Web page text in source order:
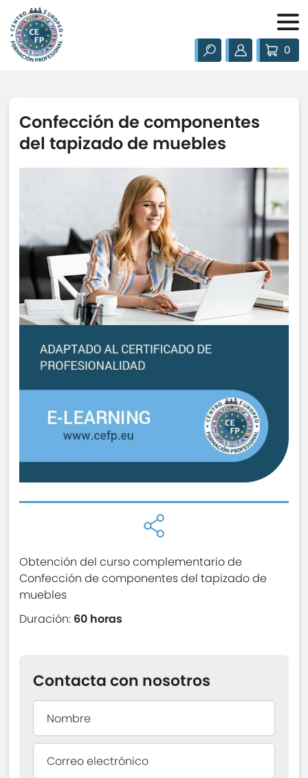
0
Confección de componentes
del tapizado de muebles
Obtención del curso complementario de
Confección de componentes del tapizado de
muebles
Duración: 60 horas
Contacta con nosotros